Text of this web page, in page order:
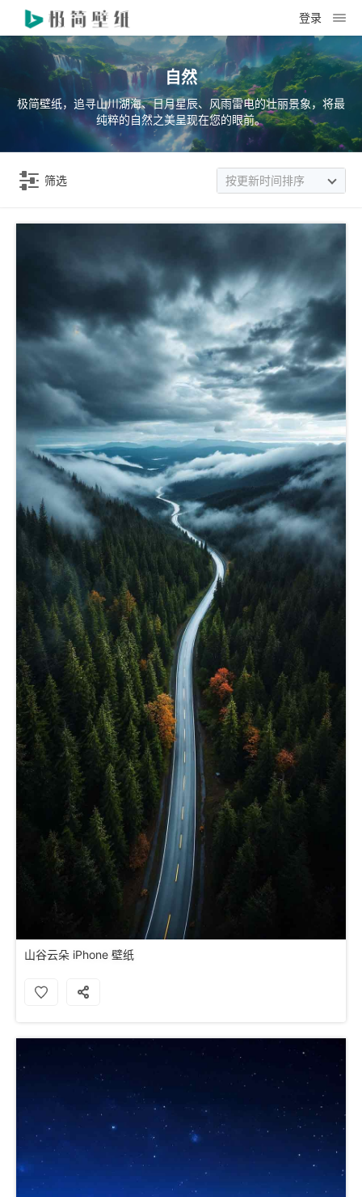
登录
自然
极简壁纸，追寻山川湖海、日月星辰、风雨雷电的壮丽景象，将最
纯粹的自然之美呈现在您的眼前。
筛选 按更新时间排序
山谷云朵 iPhone 壁纸